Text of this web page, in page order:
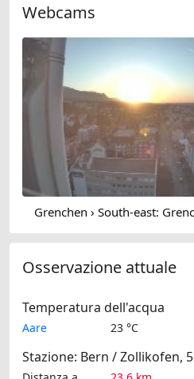
Webcams
Grenchen › South-east:
Osservazione attuale
Temperatura dell'acqua
Aare 23 °C
Stazione: Bern / Zollikofen,